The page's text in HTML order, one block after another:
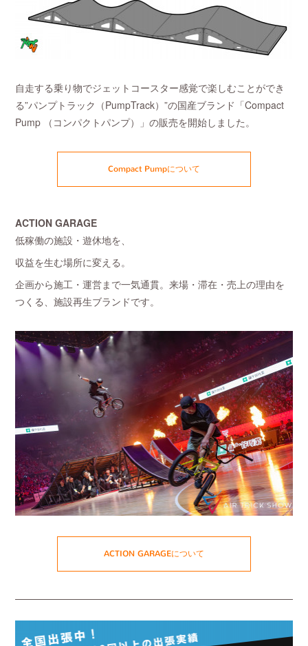
自走する乗り物でジェットコースター感覚で楽しむことができ
る”パンプトラック（PumpTrack）”の国産ブランド「Compact
Pump （コンパクトパンプ）」の販売を開始しました。
Compact Pumpについて
ACTION GARAGE
低稼働の施設・遊休地を、
収益を生む場所に変える。
企画から施工・運営まで一気通貫。来場・滞在・売上の理由を
つくる、施設再生ブランドです。
ACTION GARAGEについて